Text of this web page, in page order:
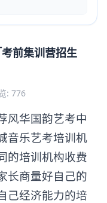
前集训营招生
: 776
华国韵艺考中
音乐艺考培训机
的培训机构收费
长商量好自己的
己经济能力的培